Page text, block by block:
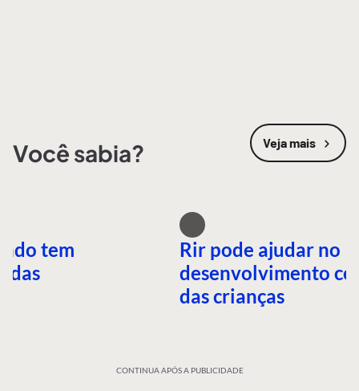
Você sabia? Veja mais
tem
Rir pode ajudar no
desenvolvimento
das crianças
CONTINUA APÓS A PUBLICIDADE